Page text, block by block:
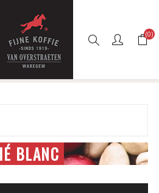
(0)
Thés
BLANC